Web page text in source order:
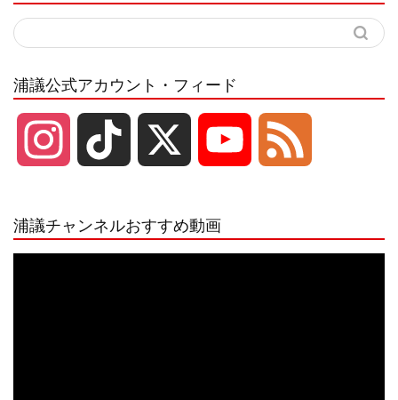
浦議公式アカウント・フィード
浦議チャンネルおすすめ動画